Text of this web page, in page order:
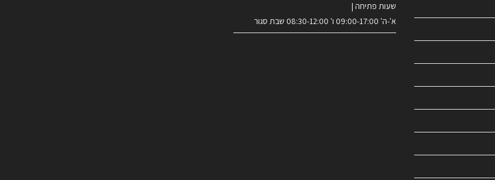
שעות פתיחה |
א'-ה' 09:00-17:00 ו' 08:30-12:00 שבת סגור